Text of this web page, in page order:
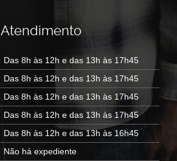
Atendimento
Das 8h às 12h e das 13h às 17h45
Das 8h às 12h e das 13h às 17h45
Das 8h às 12h e das 13h às 17h45
Das 8h às 12h e das 13h às 17h45
Das 8h às 12h e das 13h às 16h45
Não há expediente